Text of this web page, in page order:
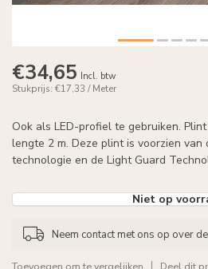
€34,65 Incl. btw
Stukprijs: €17,33 / Meter
Ook als LED-profiel te gebruiken.
lengte 2 m. Deze plint is voorzien van
technologie en de Light Guard
Niet op
Neem contact met ons op over
Toevoegen om te vergelijken Deel dit